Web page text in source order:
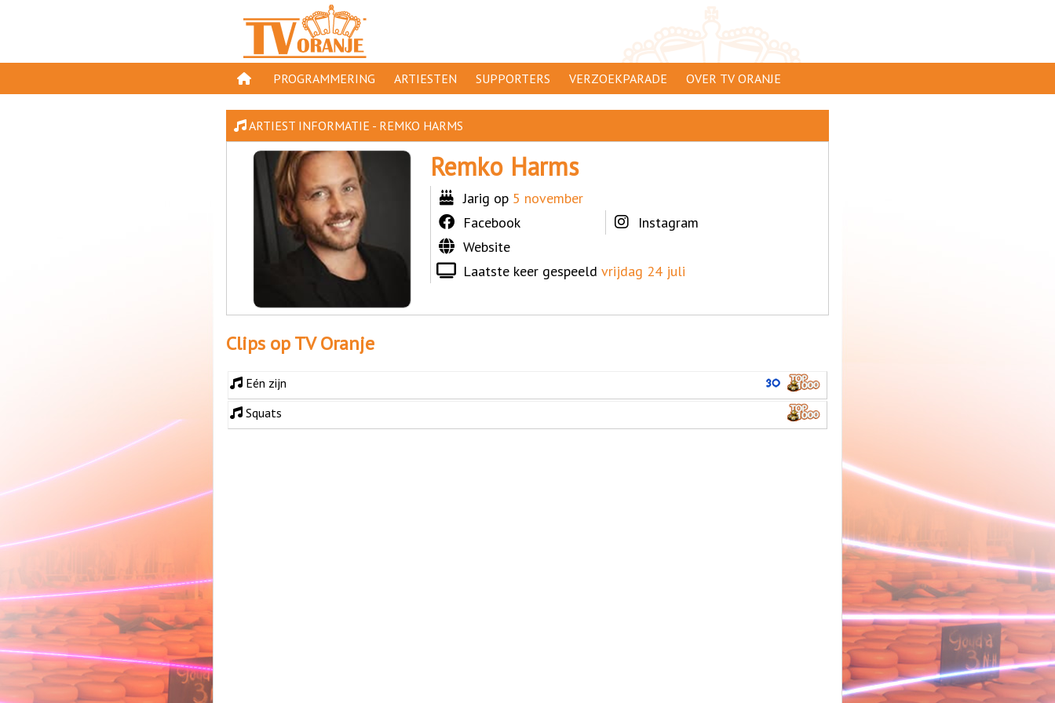
PROGRAMMERING
PROGRAMMA'S
GESPEELD OP TV ORANJE
ORANJE KROON
TV ORANJE TOP 1000
11 VAN ORANJE
ARTIESTEN SUPPORTERS
SUPPORTERSACTIES
AANMELDEN
VERZOEKPARADE OVER TV ORANJE
WAAR TE ZIEN
CLIP INSTUREN
ARTIEST INFORMATIE - REMKO HARMS
Remko Harms
Jarig op 5 november
Facebook
Instagram
Website
Laatste keer gespeeld vrijdag 24 juli
Clips op TV Oranje
Eén zijn
Squats